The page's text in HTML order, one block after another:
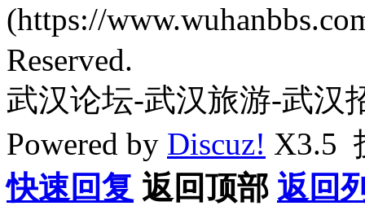
(https://
Reserved.
武汉论坛-武汉旅游-武汉
Powered by Discuz! X3.5
快速回复 返回顶部 返回